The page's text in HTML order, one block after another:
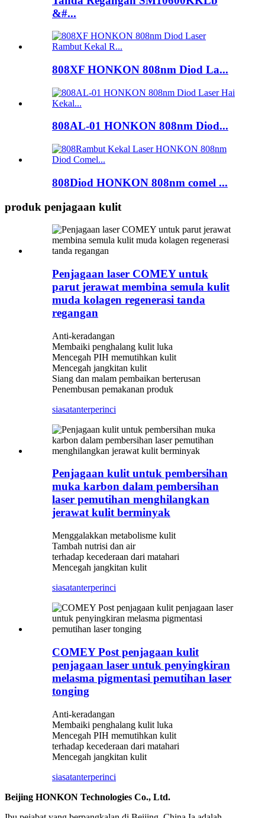
&#...
808XF HONKON 808nm Diod La...
808AL-01 HONKON 808nm Diod...
808Diod HONKON 808nm comel ...
produk penjagaan kulit
Penjagaan laser COMEY untuk
parut jerawat membina semula kulit
muda kolagen regenerasi tanda
regangan
Anti-keradangan
Membaiki penghalang kulit luka
Mencegah PIH memutihkan kulit
Mencegah jangkitan kulit
Siang dan malam pembaikan berterusan
Penembusan pemakanan produk
siasatanterperinci
Penjagaan kulit untuk pembersihan
muka karbon dalam pembersihan
laser pemutihan menghilangkan
jerawat kulit berminyak
Menggalakkan metabolisme kulit
Tambah nutrisi dan air
terhadap kecederaan dari matahari
Mencegah jangkitan kulit
siasatanterperinci
COMEY Post penjagaan kulit
penjagaan laser untuk penyingkiran
melasma pigmentasi pemutihan laser
tonging
Anti-keradangan
Membaiki penghalang kulit luka
Mencegah PIH memutihkan kulit
terhadap kecederaan dari matahari
Mencegah jangkitan kulit
siasatanterperinci
Beijing HONKON Technologies Co., Ltd.